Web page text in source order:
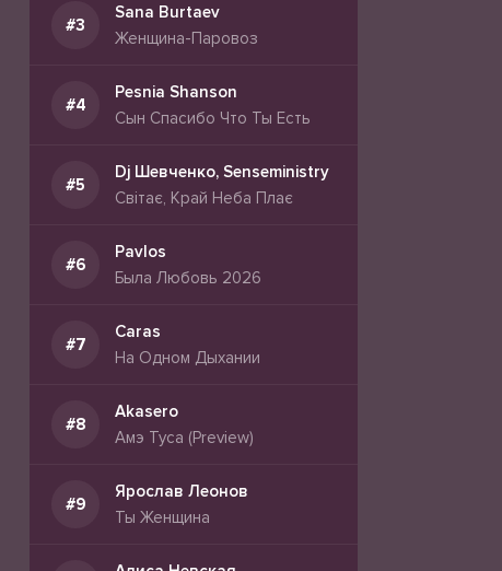
Sana Burtaev
Женщина-Паровоз
Pesnia Shanson
Сын Спасибо Что Ты Есть
Dj Шевченко, Senseministry
Світає, Край Неба Плає
Pavlos
Была Любовь 2026
Caras
На Одном Дыхании
Akasero
Амэ Туса (Preview)
Ярослав Леонов
Ты Женщина